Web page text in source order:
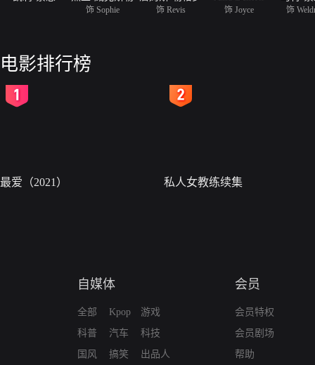
饰 Sophie 饰 Revis 饰 Joyce 饰
电影排行榜
最爱（2021） 私人女教练续集
自媒体
全部
科普
国风
Kpop
汽车
搞笑
游戏
科技
出品人
会员
会员特权
会员剧场
帮助